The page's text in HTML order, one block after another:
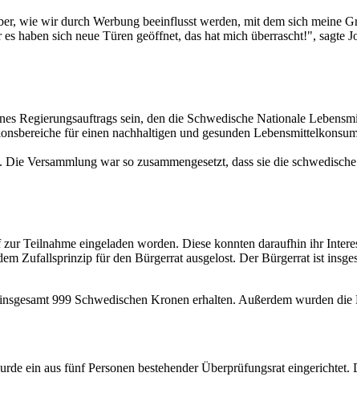
wie wir durch Werbung beeinflusst werden, mit dem sich meine
haben sich neue Türen geöffnet, das hat mich überrascht!", sagte
Regierungsauftrags sein, den die Schwedische Nationale
für einen nachhaltigen und gesunden
Versammlung war so zusammengesetzt, dass sie die
Teilnahme eingeladen worden. Diese konnten daraufhin ihr
Zufallsprinzip für den Bürgerrat ausgelost. Der Bürgerrat ist
999 Schwedischen Kronen erhalten. Außerdem wurden
ein aus fünf Personen bestehender Überprüfungsrat eingerichtet.